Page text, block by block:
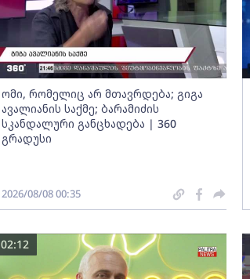
ომი, რომელიც არ მთავრდება; გიგა
ავალიანის საქმე; ბარამიძის
სკანდალური განცხადება | 360
გრადუსი
2026/08/08 00:35
02:12